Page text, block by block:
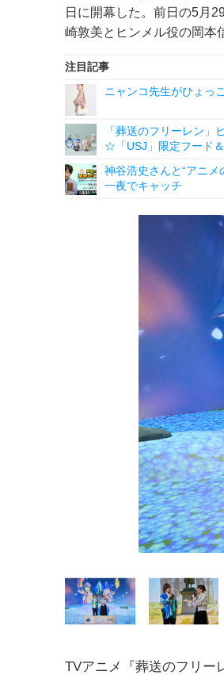
日に開幕した。前日の5月
崎敦美とヒンメル役の岡本
注目記事
ニャンコ先生がひょっ
「葬送のフリーレン」
☆「USJ」限定フード
神谷浩史さんと“アニ
一夜でキャッチ
TVアニメ『葬送のフリー